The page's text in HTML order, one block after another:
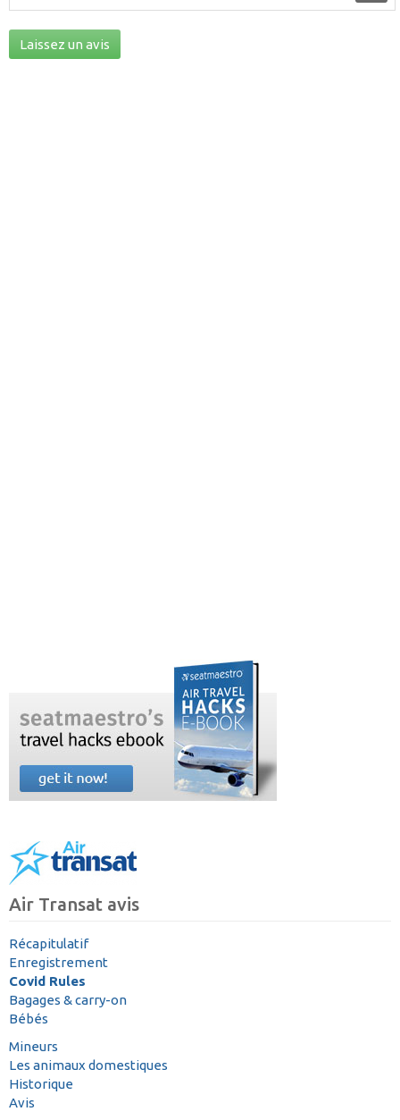
Laissez un avis
Air Transat avis
Récapitulatif
Enregistrement
Covid Rules
Bagages & carry-on
Bébés
Mineurs
Les animaux domestiques
Historique
Avis